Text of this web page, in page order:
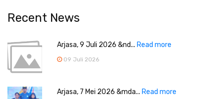
Recent News
Arjasa, 9 Juli 2026 &nd... Read more
09 Juli 2026
Arjasa, 7 Mei 2026 &mda... Read more